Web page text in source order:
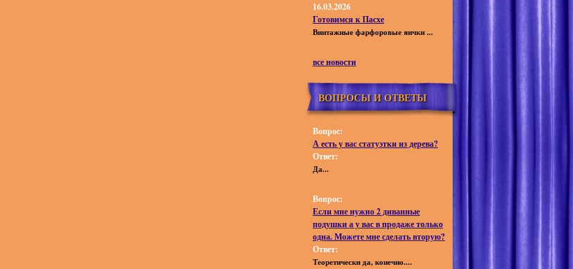
16.03.2026
Готовимся к Пасхе
Винтажные фарфоровые яички ...
все новости
ВОПРОСЫ И ОТВЕТЫ
Вопрос:
А есть у вас статуэтки из дерева?
Ответ:
Да...
Вопрос:
Если мне нужно 2 диванные
подушки а у вас в продаже только
одна. Можете мне сделать вторую?
Ответ:
Теоретически да, конечно....